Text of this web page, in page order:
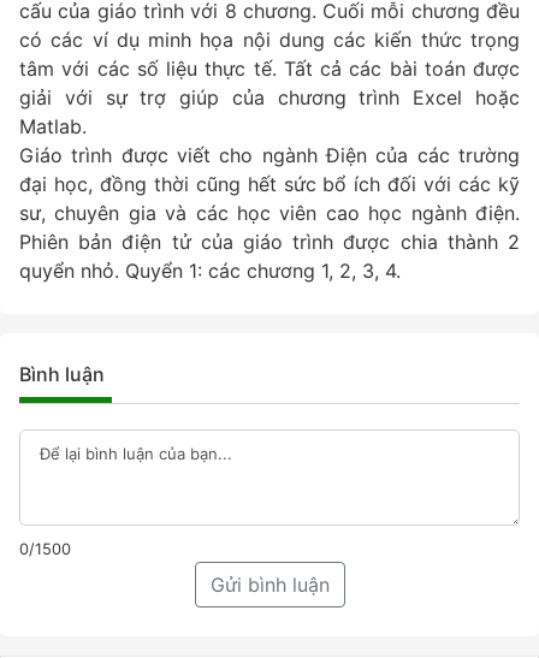
cấu của giáo trình với 8 chương. Cuối mỗi chương đều
có các ví dụ minh họa nội dung các kiến thức trọng
tâm với các số liệu thực tế. Tất cả các bài toán được
giải với sự trợ giúp của chương trình Excel hoặc
Matlab.
Giáo trình được viết cho ngành Điện của các trường
đại học, đồng thời cũng hết sức bổ ích đối với các kỹ
sư, chuyên gia và các học viên cao học ngành điện.
Phiên bản điện tử của giáo trình được chia thành 2
quyển nhỏ. Quyển 1: các chương 1, 2, 3, 4.
Bình luận
0/1500
Gửi bình luận